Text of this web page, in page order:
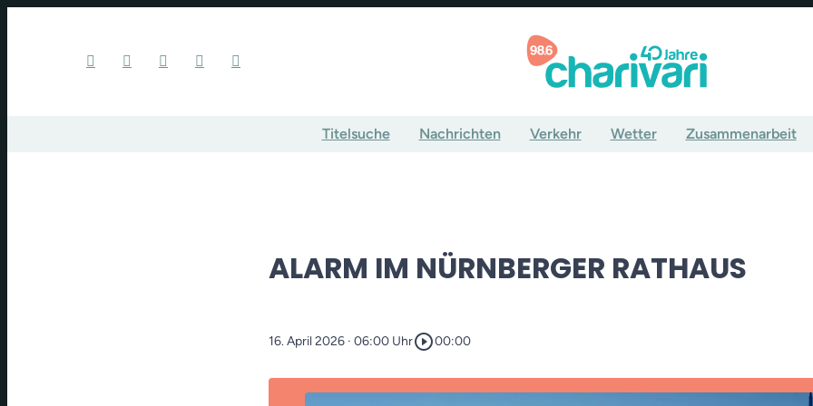
Titelsuche Nachrichten Verkehr Wetter Zusammenarbeit
ALARM IM NÜRNBERGER RATHAUS
16. April 2026 · 06:00 Uhrplay_circle_outline00:00